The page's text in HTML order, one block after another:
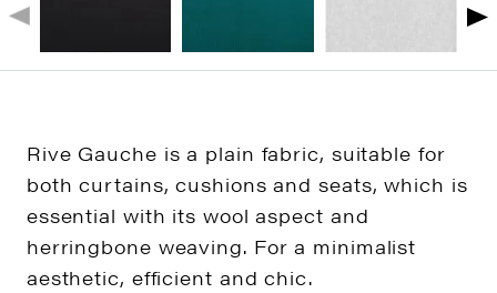
Rive Gauche is a plain fabric, suitable for
both curtains, cushions and seats, which is
essential with its wool aspect and
herringbone weaving. For a minimalist
aesthetic, efficient and chic.